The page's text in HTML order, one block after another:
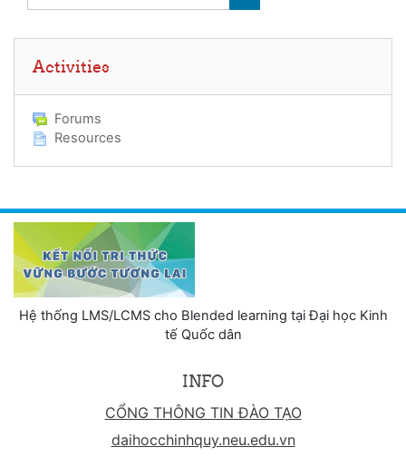
SEARCH COURSES
Activities
Forums
Resources
Hệ thống LMS/LCMS cho Blended learning tại Đại học Kinh
tế Quốc dân
INFO
CỔNG THÔNG TIN ĐÀO TẠO
daihocchinhquy.neu.edu.vn